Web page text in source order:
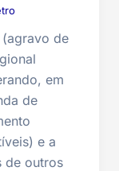
de
em
de
e a
de outros